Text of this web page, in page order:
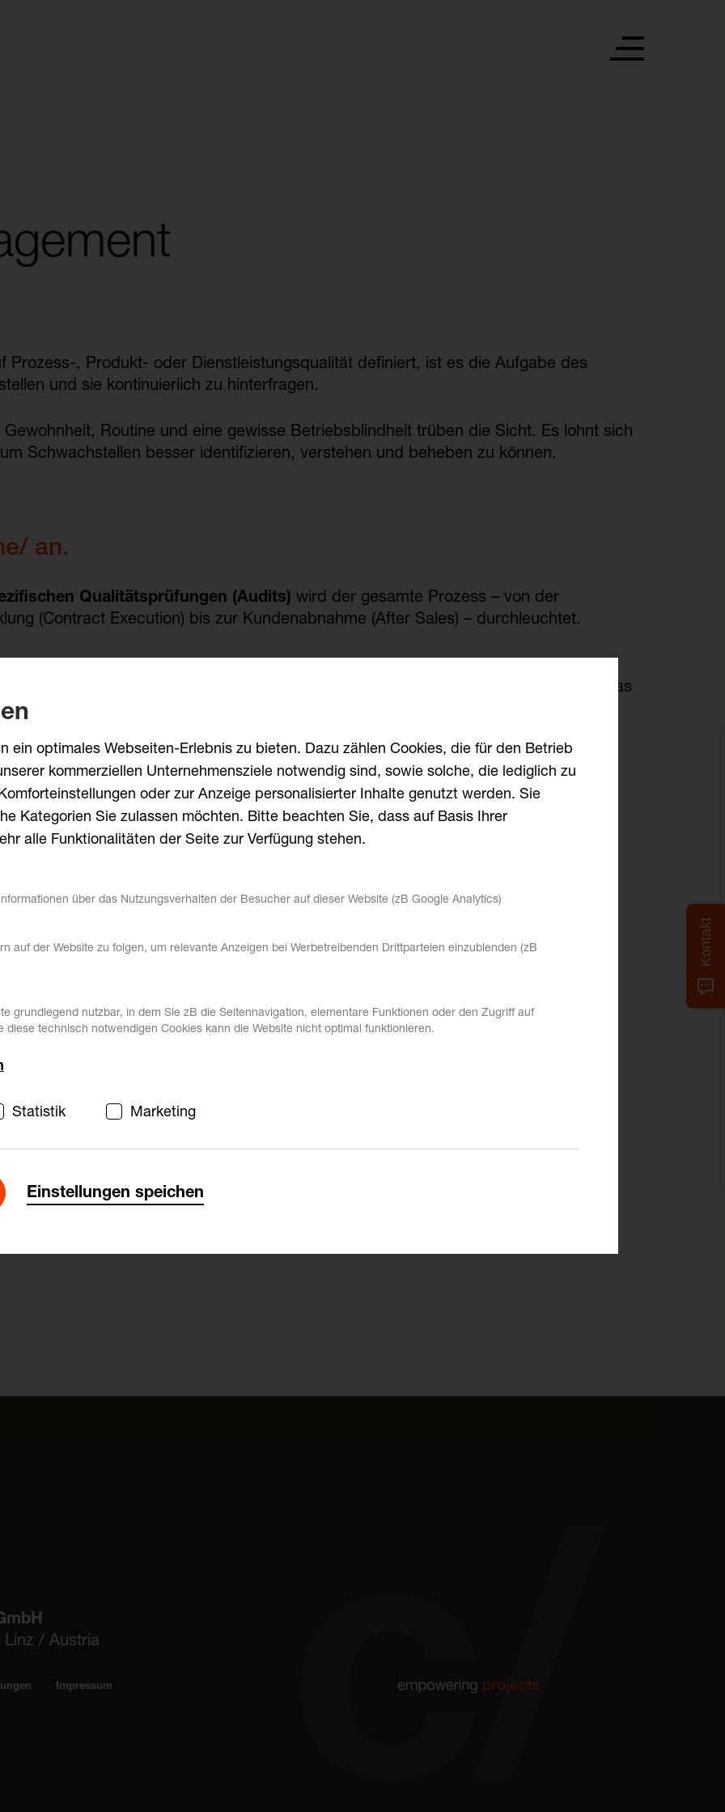
Prozess-, Produkt- oder Dienstleistungsqualität definiert, ist es die Aufgabe des
und sie kontinuierlich zu hinterfragen.
Routine und eine gewisse Betriebsblindheit trüben die Sicht. Es lohnt sich
Schwachstellen besser identifizieren, verstehen und beheben zu können.
an.
Qualitätsprüfungen (Audits) wird der gesamte Prozess – von der
(Contract Execution) bis zur Kundenabnahme (After Sales) – durchleuchtet.
in unternehmensindividuelle Prozesse sowie Bestimmungen ein und führen
auf ihren Erkenntnissen werden Handlungs- und Optimierungsvorschläge für das
n Sie Ihr Projektmanagem
/ Austria
Impressum
ein optimales Webseiten-Erlebnis zu bieten. Dazu zählen Cookies, die für den Betrieb
kommerziellen Unternehmensziele notwendig sind, sowie solche, die lediglich zu
oder zur Anzeige personalisierter Inhalte genutzt werden. Sie
Kategorien Sie zulassen möchten. Bitte beachten Sie, dass auf Basis Ihrer
alle Funktionalitäten der Seite zur Verfügung stehen.
über das Nutzungsverhalten der Besucher auf dieser Website (zB Google Analytics)
auf der Website zu folgen, um relevante Anzeigen bei Werbetreibenden Drittparteien einzublenden (zB
grundlegend nutzbar, in dem Sie zB die Seitennavigation, elementare Funktionen oder den Zugriff auf
technisch notwendigen Cookies kann die Website nicht optimal funktionieren.
Statistik Marketing
Einstellungen speichen
Kontakt